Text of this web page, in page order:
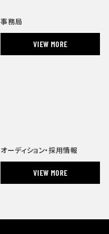
事務局
VIEW MORE
オーディション・採用情報
VIEW MORE